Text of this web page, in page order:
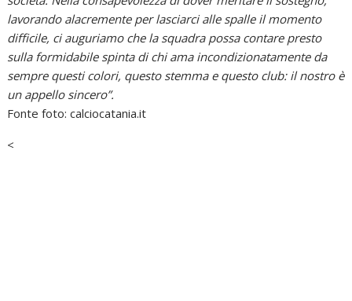
lavorando alacremente per lasciarci alle spalle il momento
difficile, ci auguriamo che la squadra possa contare presto
sulla formidabile spinta di chi ama incondizionatamente da
sempre questi colori, questo stemma e questo club: il nostro è
un appello sincero”.
Fonte foto: calciocatania.it
<